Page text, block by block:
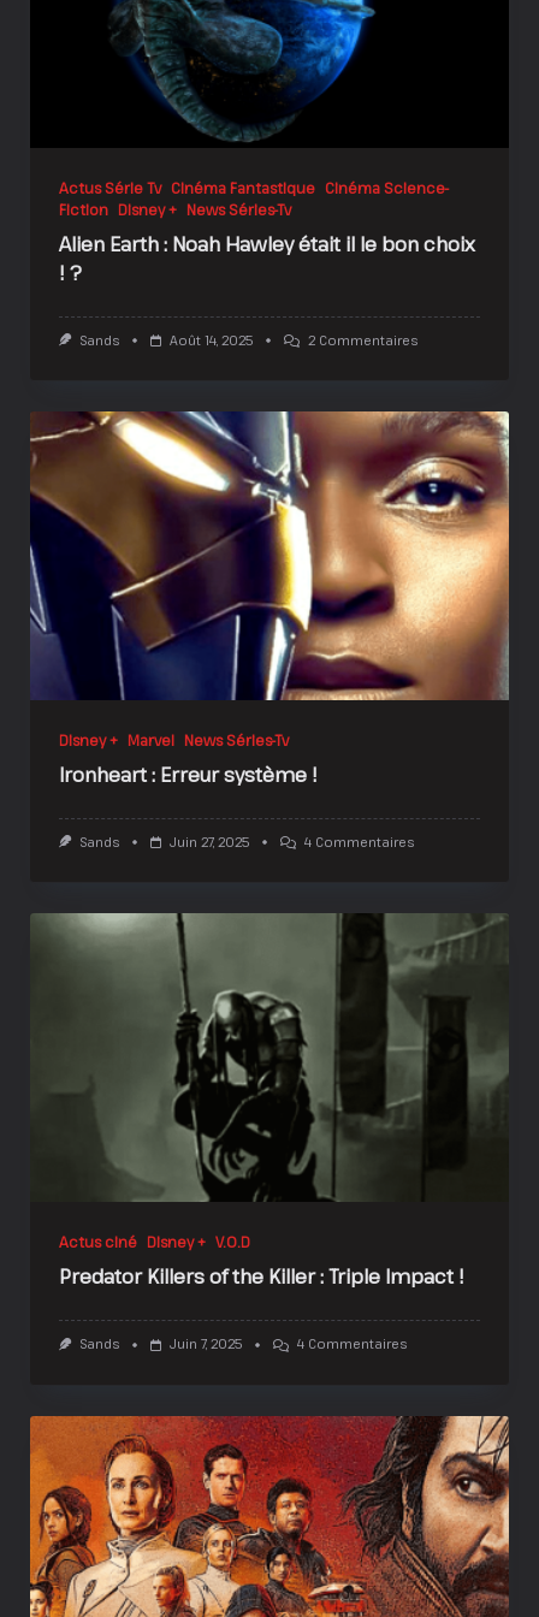
Actus Série Tv Cinéma Fantastique Cinéma Science-
Fiction Disney + News Séries-Tv
Alien Earth : Noah Hawley était il le bon choix
! ?
Sands Août 14, 2025 2 CommentairesSur
Noah
Hawley
Il
Le
Bon
Choix
Disney + Marvel News Séries-Tv
Ironheart : Erreur système !
Sands Juin 27, 2025 4 CommentairesSur
Système
Actus ciné Disney + V.O.D
Predator Killers of the Killer : Triple Impact !
Sands Juin 7, 2025 4 CommentairesSur
The
Killer
:
Triple
Impact
!